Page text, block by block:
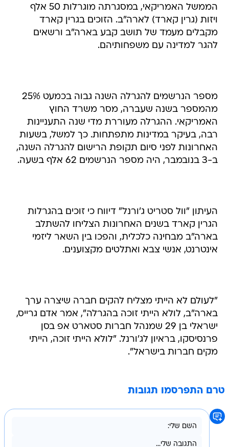
הממשל האמריקאי, במסגרתה מוגרלות 50 אלף
ויזות (גרין קארד) לארה"ב. הזוכים בגרין קארד
מקבלים מעמד של תושב קבע בארה"ב ורשאים
להגר למדינה עם משפחותיהם.
מספר הנרשמים להגרלה השנה גבוה בכמעט 25%
מהמספר בשנה שעברה, מסר משרד החוץ
האמריקאי. ההגרלה מעוררת מדי שנה התעניינות
רבה, בעיקר במדינות מתפתחות. כך למשל, בשעות
האחרונות לפני סיום תקופת הרישום להגרלה השנה,
ב-3 בנובמבר, היה מספר הנרשמים 62 אלף בשעה.
העיתון "וול סטריט ג'ורנל" דיווח כי זוכים בהגרלות
הגרין קארד בשנים האחרונות הצליחו להשתלב
בארה"ב מבחינה כלכלית, והפכו בין השאר ליזמי
אינטרנט, אנשי צבא ואתלטים מקצוענים.
"לעולם לא הייתי מצליח להקים חברה שיצרה ערך
בארה"ב, לולא הייתי זוכה בהגרלה", אמר אדם גרייס,
ישראלי בן 29 שמנהל חברות סטארט אפ בסן
פרנסיסקו, בראיון לג'ורנל. "לולא הייתי זוכה, הייתי
מקים חברות בישראל".
טרם התפרסמו תגובות